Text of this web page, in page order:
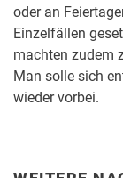
oder an
Einzelfällen
machten zudem
Man solle sich
wieder vorbei.